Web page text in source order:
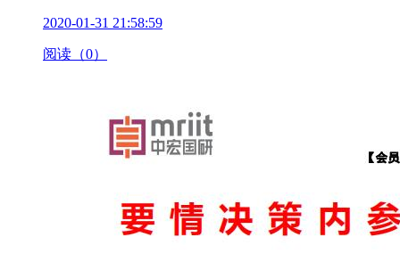
2020-01-31 21:58:59
阅读（0）